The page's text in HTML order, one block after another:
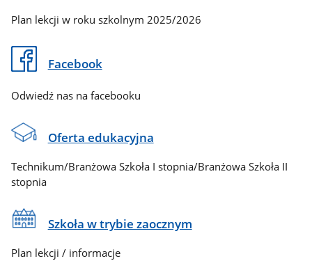
Plan lekcji w roku szkolnym 2025/2026
Facebook
Odwiedź nas na facebooku
Oferta edukacyjna
Technikum/Branżowa Szkoła I stopnia/Branżowa Szkoła II
stopnia
Szkoła w trybie zaocznym
Plan lekcji / informacje